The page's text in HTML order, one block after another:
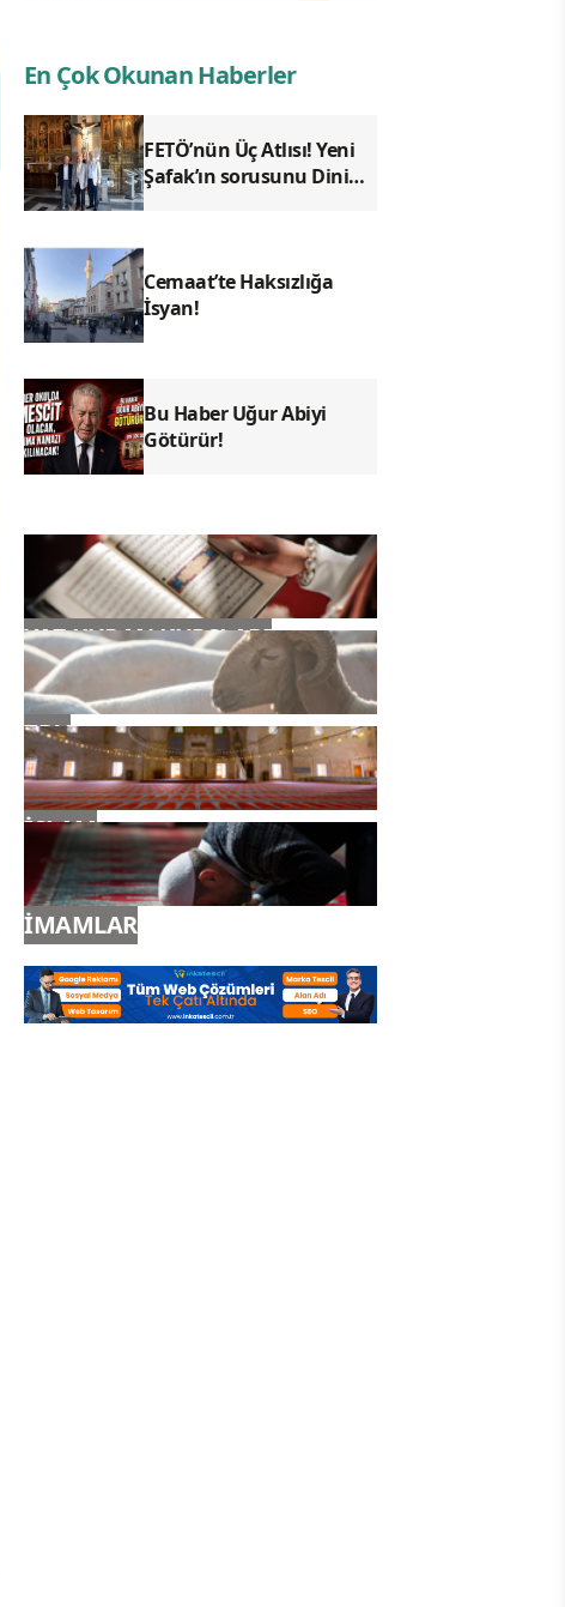
En Çok Okunan Haberler
FETÖ’nün Üç Atlısı! Yeni
Şafak’ın sorusunu Dini
Cemaat’te Haksızlığa
İsyan!
Bu Haber Uğur Abiyi
Götürür!
YAZ KURAN KURSLARI
TDV
İSLAM
İMAMLAR